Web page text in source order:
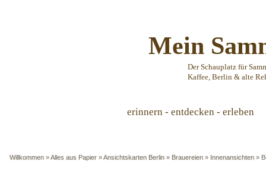
Mein
Der Schauplatz für
Kaffee, Berlin & alte
erinnern - entdecken - erleben
Willkommen »Alles aus Papier »Ansichtskarten Berlin » Brauereien » Innenansichten »